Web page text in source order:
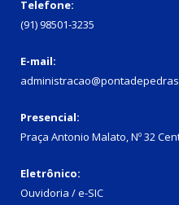
Telefone:
(91) 98501-3235
E-mail:
Presencial:
Praça Antonio Malato, Nº 32
Eletrônico:
Ouvidoria / e-SIC